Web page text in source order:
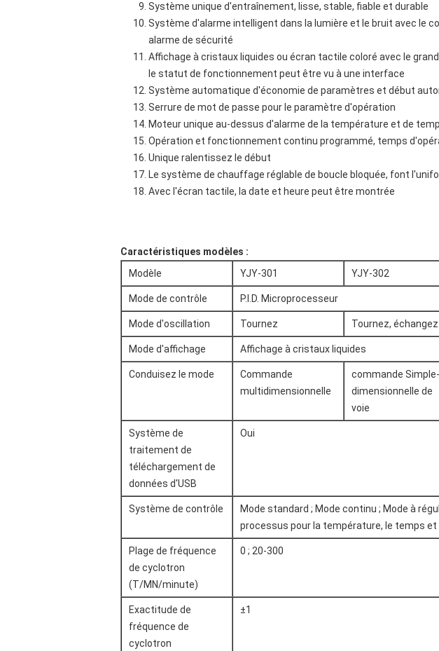
Système unique d'entraînement, lisse, stable, fiable et durable
Système d'alarme intelligent dans la lumière et le bruit avec le
alarme de sécurité
Affichage à cristaux liquides ou écran tactile coloré avec le
le statut de fonctionnement peut être vu à une interface
Système automatique d'économie de paramètres et début
Serrure de mot de passe pour le paramètre d'opération
Moteur unique au-dessus d'alarme de la température et de
Opération et fonctionnement continu programmé, temps
Unique ralentissez le début
Le système de chauffage réglable de boucle bloquée, font
Avec l'écran tactile, la date et heure peut être montrée
Caractéristiques modèles :
Modèle
YJY-301 YJY-302
Mode de contrôle P.I.D. Microprocesseur
Mode d'oscillation Tournez Tournez, échangez
Mode d'affichage Affichage à cristaux liquides
Conduisez le mode
Commande
multidimensionnelle
commande Simple-
dimensionnelle de
voie
Système de
traitement de
téléchargement de
données d'USB
Oui
Système de contrôle
Mode standard ; Mode continu ; Mode à
processus pour la température, le temps et
Plage de fréquence
de cyclotron
(T/MN/minute)
0 ; 20-300
Exactitude de
fréquence de
cyclotron
±1